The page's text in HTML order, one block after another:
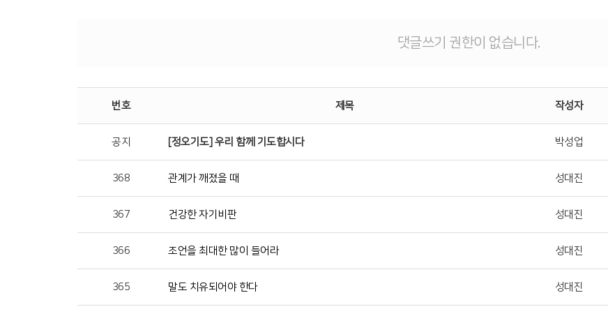
댓글쓰기 권한이 없습니다.
번호 제목 작성자
공지 [정오기도] 우리 함께 기도합시다 박성업
368 관계가 깨졌을 때 성대진
367 건강한 자기비판 성대진
366 조언을 최대한 많이 들어라 성대진
365 말도 치유되어야 한다 성대진